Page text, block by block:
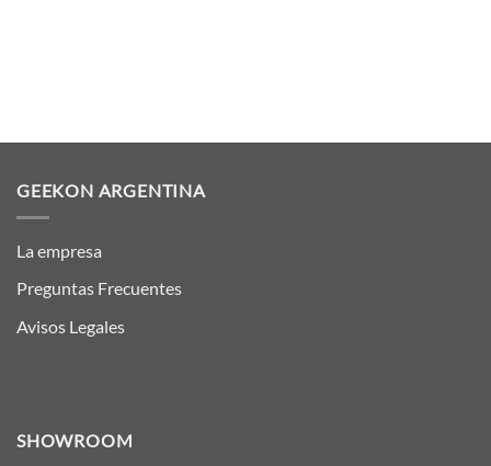
GEEKON ARGENTINA
La empresa
Preguntas Frecuentes
Avisos Legales
SHOWROOM